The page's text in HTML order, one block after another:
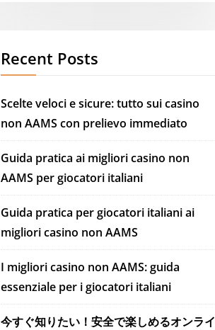
Recent Posts
Scelte veloci e sicure: tutto sui casino
non AAMS con prelievo immediato
Guida pratica ai migliori casino non
AAMS per giocatori italiani
Guida pratica per giocatori italiani ai
migliori casino non AAMS
I migliori casino non AAMS: guida
essenziale per i giocatori italiani
今すぐ知りたい！安全で楽しめるオンライ